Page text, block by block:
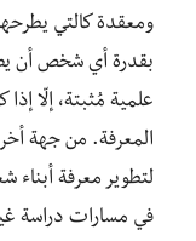
ومعقدة كالتي
بقدرة أي شخص أن
علمية مُثبتة، إلّا
المعرفة. من جهة
لتطوير معرفة أبناء
في مسارات دراسة